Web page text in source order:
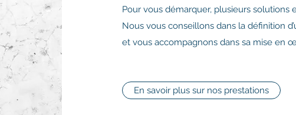
Pour vous démarquer, plusieurs solutions
Nous vous conseillons dans la définition
et vous accompagnons dans sa mise en
En savoir plus sur nos prestations